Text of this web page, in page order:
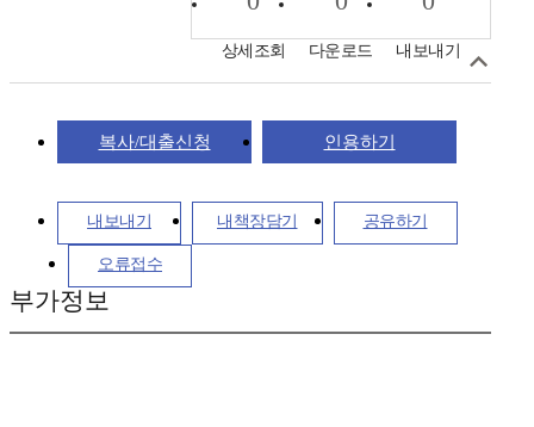
상세조회 다운로드 내보내기
복사/대출신청 인용하기
내보내기 내책장담기 공유하기
오류접수
부가정보